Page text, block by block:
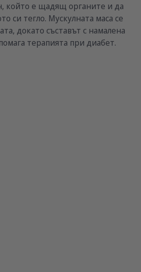
който е щадящ органите и да
си тегло. Мускулната маса се
докато съставът с намалена
терапията при диабет.